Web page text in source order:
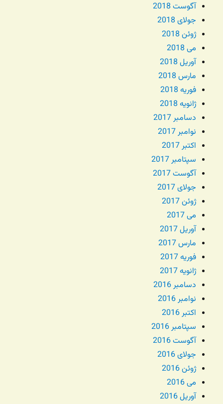
آگوست 2018
جولای 2018
ژوئن 2018
می 2018
آوریل 2018
مارس 2018
فوریه 2018
ژانویه 2018
دسامبر 2017
نوامبر 2017
اکتبر 2017
سپتامبر 2017
آگوست 2017
جولای 2017
ژوئن 2017
می 2017
آوریل 2017
مارس 2017
فوریه 2017
ژانویه 2017
دسامبر 2016
نوامبر 2016
اکتبر 2016
سپتامبر 2016
آگوست 2016
جولای 2016
ژوئن 2016
می 2016
آوریل 2016